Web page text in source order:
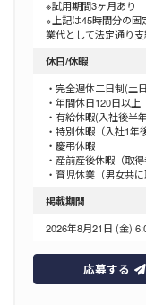
※試用期間3ヶ月あり
※上記は45時間分の固
業代として法定通り支
休日/休暇
・完全週休二日制(土
・年間休日120日以上
・有給休暇(入社後半
・特別休暇（入社1年
・慶弔休暇
・産前産後休暇（取得
・育児休業（男女共に
掲載期間
2026年8月21日 (金)
応募する